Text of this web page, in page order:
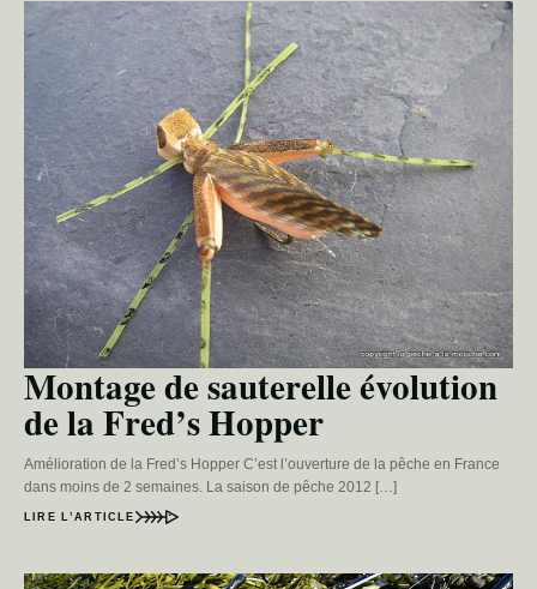
Montage de sauterelle évolution
de la Fred’s Hopper
Amélioration de la Fred’s Hopper C’est l’ouverture de la pêche en France
dans moins de 2 semaines. La saison de pêche 2012 […]
LIRE L’ARTICLE